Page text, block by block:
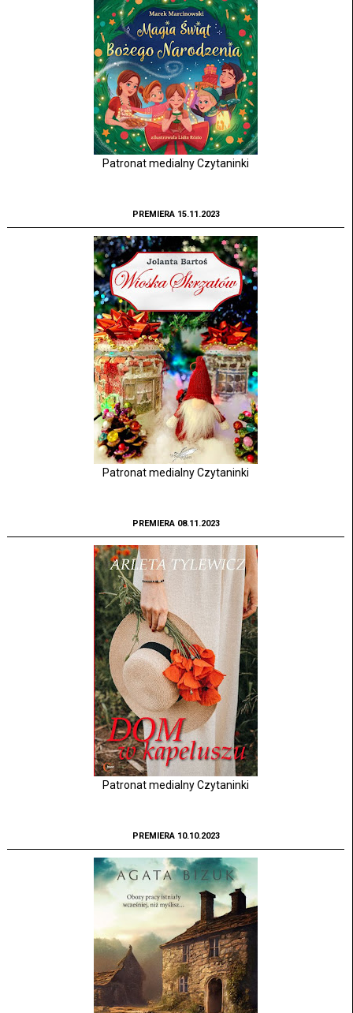
Patronat medialny Czytaninki
PREMIERA 15.11.2023
Patronat medialny Czytaninki
PREMIERA 08.11.2023
Patronat medialny Czytaninki
PREMIERA 10.10.2023